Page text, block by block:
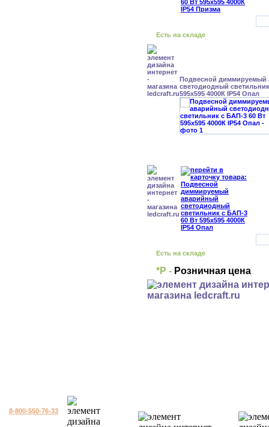
Есть на складе
Подвесной диммируемый
светодиодный
595x595 4000К IP54 Опал
Есть на складе
*Р - Розничная цена
8-800-550-76-33